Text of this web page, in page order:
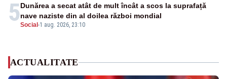
5Social -1 aug. 2026, 23:10
Dunărea a secat atât de mult încât a scos la suprafață
nave naziste din al doilea război mondial
ACTUALITATE